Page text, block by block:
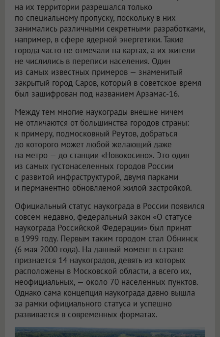
на их территории разрешался только
по специальному пропуску, поскольку в них
занимались различными секретными разработками,
например, в сфере ядерной энергетики. Такие
города часто не отмечали на картах, а их жители
не числились в переписи населения. Один
из самых известных примеров — знаменитый
закрытый город Саров, который в советское время
был зашифрован под названием Арзамас-16.
Между тем многие наукограды внешне ничем
не отличаются от большинства городов страны:
к примеру, подмосковный Реутов, добраться
до которого может любой желающий даже
на метро — до станции «Новокосино». Это один
из самых густонаселенных городов России
с развитой инфраструктурой, двумя парками
и перманентно обновляемой жилой застройкой.
Официальный статус наукограда в России появился
совсем недавно, федеральный закон «О статусе
наукограда Российской Федерации» был принят
в 1999 году. Первым таким городом стал Обнинск
(6 мая 2000 года). На данный момент в стране
признается 14 наукоградов, девять из которых
расположены в Московской области, а всего их,
неофициальных, — около 70 населенных пунктов.
Однако сама концепция наукограда давно вышла
за рамки официального статуса и успешно
развивается в современных форматах.